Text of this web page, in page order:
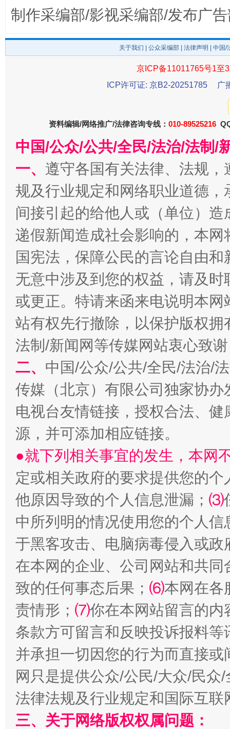
东山县通报“牛蛙产品抗生素超标问题” 法
千年窑火 生生不息 一
揭开“小金库”的免责幌子
受贿1.44亿！段成刚被判无期
全民健身五年计划来了！等你上场
阿坝州三大球赛在茂县开幕 规模
制作采编部/影视采编部/发布广
关于我们 公众采编部 法律声明 | 中国
京ICP备11011765号1至
ICP许可证: 京B2-20251785
广
资料编辑/网络推广/法律咨询专线： 010-89525216
中国/公众/公共/全民/法治/法制/
一、 遵守各国有关法律、法规
规及行业规定和网络职业道德
间接引起的给他人或（单位）
递假新闻造成社会影响的，本
国宪法，保障公民的言论自由
无意中涉及到您的权益，请及
或更正。特请来函来电说明本
站有权先行撤除，以保护版权
法制/新闻网等传媒网站衷心致
二、 中国/公众/公共/全民/法治/
传媒（北京）有限公司独家协
电视台友情链接，授权合法、
源，并可添加相应链接。
●就下列相关事宜的发生，本网
定或相关政府的要求提供您的个
他原因导致的个人信息泄漏； ⑶
中所列明的情况使用您的个人
于黑客攻击、电脑病毒侵入或
在本网的企业、公司网站和共
致的任何事态后果； ⑹本网在各
责情形； ⑺你在本网站留言的内
条款方可留言和反映投诉报料
并承担一切因您的行为而直接
网只是提供公众/公民/大众/民
法律法规及行业规定和国际互
三、关于网络版权权属问题：